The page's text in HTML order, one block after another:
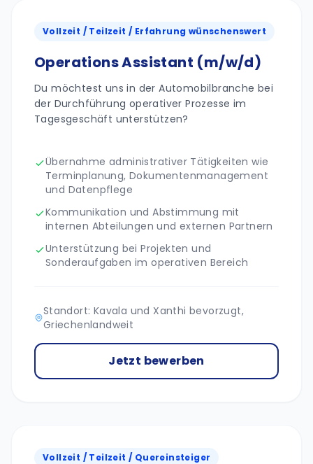
Vollzeit / Teilzeit / Erfahrung wünschenswert
Operations Assistant (m/w/d)
Du möchtest uns in der Automobilbranche bei
der Durchführung operativer Prozesse im
Tagesgeschäft unterstützen?
Übernahme administrativer Tätigkeiten wie
Terminplanung, Dokumentenmanagement
und Datenpflege
Kommunikation und Abstimmung mit
internen Abteilungen und externen Partnern
Unterstützung bei Projekten und
Sonderaufgaben im operativen Bereich
Standort: Kavala und Xanthi bevorzugt,
Griechenlandweit
Jetzt bewerben
Vollzeit / Teilzeit / Quereinsteiger